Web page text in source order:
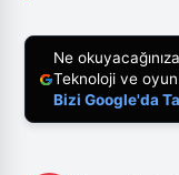
Ne
Teknoloji ve
Bizi Google'da